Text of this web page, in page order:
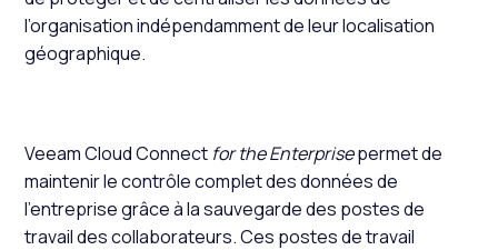
l’organisation indépendamment de leur localisation
géographique.
Veeam Cloud Connect for the Enterprisepermet de
maintenir le contrôle complet des données de
l’entreprise grâce à la sauvegarde des postes de
travail des collaborateurs. Ces postes de travail